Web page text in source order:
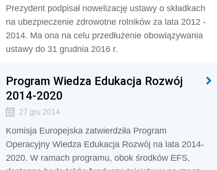
Prezydent podpisał nowelizację ustawy o składkach
na ubezpieczenie zdrowotne rolników za lata 2012 -
2014. Ma ona na celu przedłużenie obowiązywania
ustawy do 31 grudnia 2016 r.
Program Wiedza Edukacja Rozwój
2014-2020
27 gru 2014
Komisja Europejska zatwierdziła Program
Operacyjny Wiedza Edukacja Rozwój na lata 2014-
2020. W ramach programu, obok środków EFS,